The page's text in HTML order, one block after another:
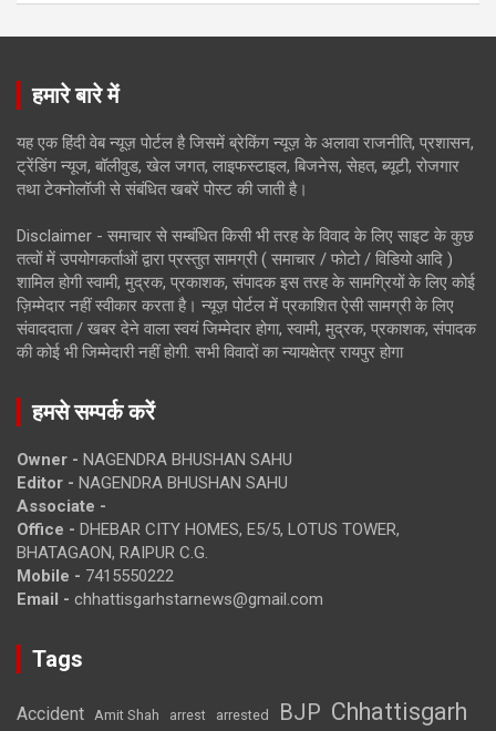
हमारे बारे में
यह एक हिंदी वेब न्यूज़ पोर्टल है जिसमें ब्रेकिंग न्यूज़ के अलावा राजनीति, प्रशासन,
ट्रेंडिंग न्यूज, बॉलीवुड, खेल जगत, लाइफस्टाइल, बिजनेस, सेहत, ब्यूटी, रोजगार
तथा टेक्नोलॉजी से संबंधित खबरें पोस्ट की जाती है।
Disclaimer - समाचार से सम्बंधित किसी भी तरह के विवाद के लिए साइट के कुछ
तत्वों में उपयोगकर्ताओं द्वारा प्रस्तुत सामग्री ( समाचार / फोटो / विडियो आदि )
शामिल होगी स्वामी, मुद्रक, प्रकाशक, संपादक इस तरह के सामग्रियों के लिए कोई
ज़िम्मेदार नहीं स्वीकार करता है। न्यूज़ पोर्टल में प्रकाशित ऐसी सामग्री के लिए
संवाददाता / खबर देने वाला स्वयं जिम्मेदार होगा, स्वामी, मुद्रक, प्रकाशक, संपादक
की कोई भी जिम्मेदारी नहीं होगी. सभी विवादों का न्यायक्षेत्र रायपुर होगा
हमसे सम्पर्क करें
Owner - NAGENDRA BHUSHAN SAHU
Editor - NAGENDRA BHUSHAN SAHU
Associate -
Office - DHEBAR CITY HOMES, E5/5, LOTUS TOWER,
BHATAGAON, RAIPUR C.G.
Mobile - 7415550222
Email - chhattisgarhstarnews@gmail.com
Tags
Accident Amit Shah arrest arrested BJP Chhattisgarh